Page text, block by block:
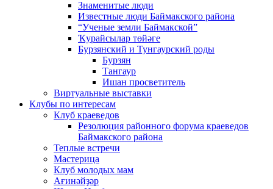
Знаменитые люди
Известные люди Баймакского района
“Ученые земли Баймакской”
Ҡурайсылар төйәге
Бурзянский и Тунгаурский роды
Бурзян
Тангаур
Ишан просветитель
Виртуальные выставки
Клубы по интересам
Клуб краеведов
Резолюция районного форума краеведов
Баймакского района
Теплые встречи
Мастерица
Клуб молодых мам
Ағинәйҙәр